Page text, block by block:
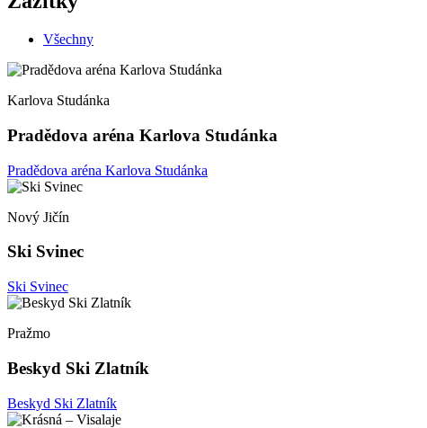
Všechny
Karlova Studánka
Pradědova aréna Karlova Studánka
Pradědova aréna Karlova Studánka
Nový Jičín
Ski Svinec
Ski Svinec
Pražmo
Beskyd Ski Zlatník
Beskyd Ski Zlatník